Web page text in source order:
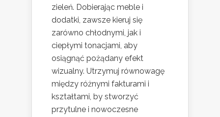
zieleń. Dobierając meble i
dodatki, zawsze kieruj się
zarówno chłodnymi, jak i
ciepłymi tonacjami, aby
osiągnąć pożądany efekt
wizualny. Utrzymuj równowagę
między różnymi fakturami i
kształtami, by stworzyć
przytulne i nowoczesne